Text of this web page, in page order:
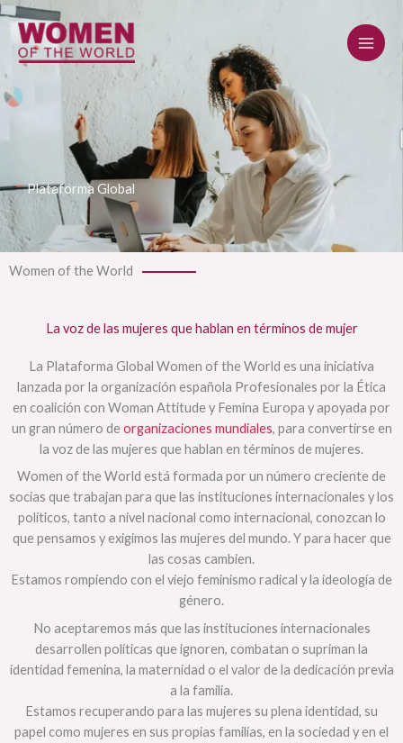
Ir
contenido
Plataforma Global
Women of the World
La voz de las mujeres que hablan en términos de mujer
La Plataforma Global Women of the World es una iniciativa
lanzada por la organización española Profesionales por la Ética
en coalición con Woman Attitude y Femina Europa y apoyada por
un gran número deorganizaciones mundiales, para convertirse en
la voz de las mujeres que hablan en términos de mujeres.
Women of the World está formada por un número creciente de
socias que trabajan para que las instituciones internacionales y los
políticos, tanto a nivel nacional como internacional, conozcan lo
que pensamos y exigimos las mujeres del mundo. Y para hacer que
las cosas cambien.
Estamos rompiendo con el viejo feminismo radical y la ideología de
género.
No aceptaremos más que las instituciones internacionales
desarrollen políticas que ignoren, combatan o supriman la
identidad femenina, la maternidad o el valor de la dedicación previa
a la familia.
Estamos recuperando para las mujeres su plena identidad, su
papel como mujeres en sus propias familias, en la sociedad y en el